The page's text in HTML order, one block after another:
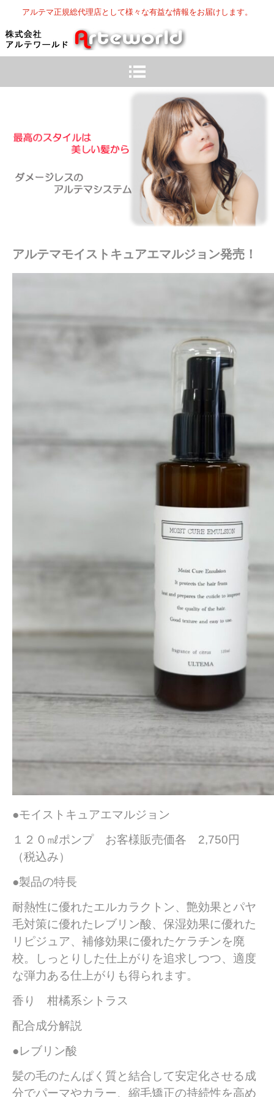
アルテマ正規総代理店として様々な有益な情報をお届けします。
アルテマモイストキュアエマルジョン発売！
●モイストキュアエマルジョン
１２０㎖ポンプ お客様販売価各 2,750円
（税込み）
●製品の特長
耐熱性に優れたエルカラクトン、艶効果とパヤ
毛対策に優れたレブリン酸、保湿効果に優れた
リピジュア、補修効果に優れたケラチンを廃
校。しっとりした仕上がりを追求しつつ、適度
な弾力ある仕上がりも得られます。
香り 柑橘系シトラス
配合成分解説
●レブリン酸
髪の毛のたんぱく質と結合して安定化させる成
分でパーマやカラー、縮毛矯正の持続性を高め